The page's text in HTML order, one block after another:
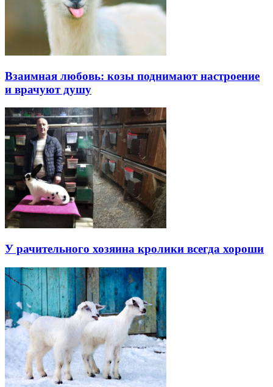
Взаимная любовь: козы поднимают настроение
и врачуют душу
У рачительного хозяина кролики всегда хороши